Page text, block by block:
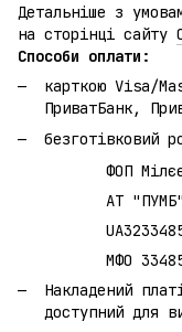
Детальніше з
на сторінці сайту
Способи оплати:
карткою Visa/
ПриватБанк,
безготівковий
ФОП
АТ "ПУМБ"
МФО
Накладений